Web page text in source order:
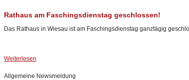
Rathaus am Faschingsdienstag geschlossen!
Das Rathaus in Wiesau ist am Faschingsdienstag ganztägig
Weiterlesen
Allgemeine Newsmeldung